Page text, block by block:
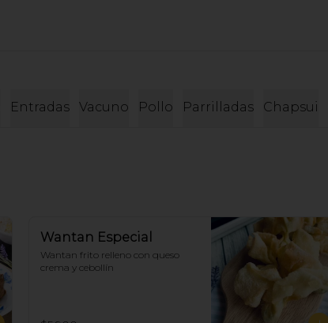
Entradas Vacuno Pollo Parrilladas Chapsui
Wantan Especial
Wantan frito relleno con queso
crema y cebollín